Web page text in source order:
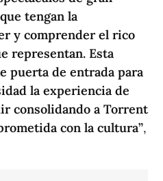
tengan la
y comprender el rico
representan. Esta
puerta de entrada para
la experiencia de
consolidando a Torrent
con la cultura”,